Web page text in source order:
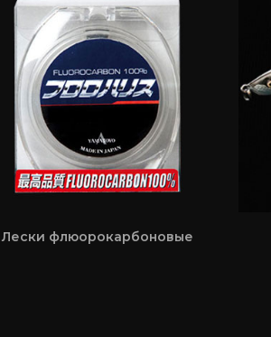
Лески флюорокарбоновые